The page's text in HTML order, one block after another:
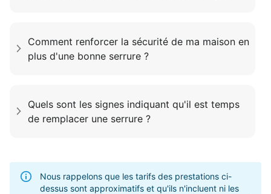
Comment renforcer la sécurité de ma maison en
plus d'une bonne serrure ?
Quels sont les signes indiquant qu'il est temps
de remplacer une serrure ?
Nous rappelons que les tarifs des prestations ci-
dessus sont approximatifs et qu'ils n'incluent ni les